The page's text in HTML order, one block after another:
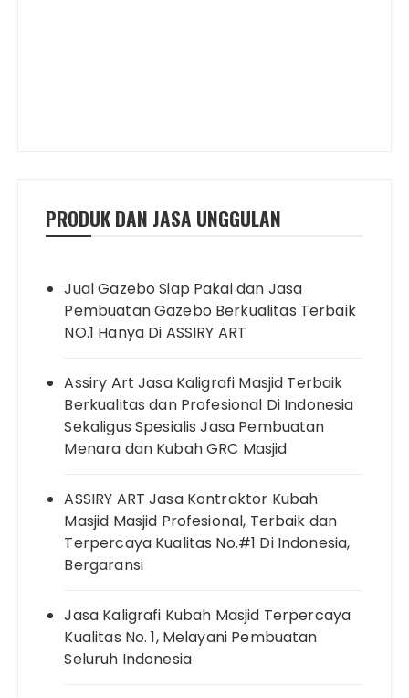
PRODUK DAN JASA UNGGULAN
Jual Gazebo Siap Pakai dan Jasa
Pembuatan Gazebo Berkualitas Terbaik
NO.1 Hanya Di ASSIRY ART
Assiry Art Jasa Kaligrafi Masjid Terbaik
Berkualitas dan Profesional Di Indonesia
Sekaligus Spesialis Jasa Pembuatan
Menara dan Kubah GRC Masjid
ASSIRY ART Jasa Kontraktor Kubah
Masjid Masjid Profesional, Terbaik dan
Terpercaya Kualitas No.#1 Di Indonesia,
Bergaransi
Jasa Kaligrafi Kubah Masjid Terpercaya
Kualitas No. 1, Melayani Pembuatan
Seluruh Indonesia